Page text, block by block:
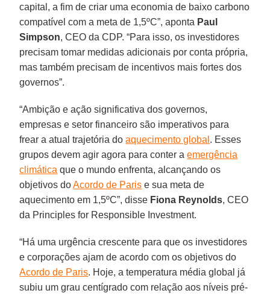
capital, a fim de criar uma economia de baixo carbono
compatível com a meta de 1,5ºC”, aponta Paul
Simpson, CEO da CDP. “Para isso, os investidores
precisam tomar medidas adicionais por conta própria,
mas também precisam de incentivos mais fortes dos
governos”.
“Ambição e ação significativa dos governos,
empresas e setor financeiro são imperativos para
frear a atual trajetória doaquecimento global . Esses
grupos devem agir agora para conter aemergência
climática que o mundo enfrenta, alcançando os
objetivos doAcordo de Paris e sua meta de
aquecimento em 1,5ºC”, disse Fiona Reynolds, CEO
da Principles for Responsible Investment.
“Há uma urgência crescente para que os investidores
e corporações ajam de acordo com os objetivos do
Acordo de Paris. Hoje, a temperatura média global já
subiu um grau centígrado com relação aos níveis pré-